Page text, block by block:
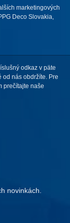
marketingových
Deco Slovakia,
odkaz v päte
od nás obdržíte. Pre
prečítajte naše
novinkách.